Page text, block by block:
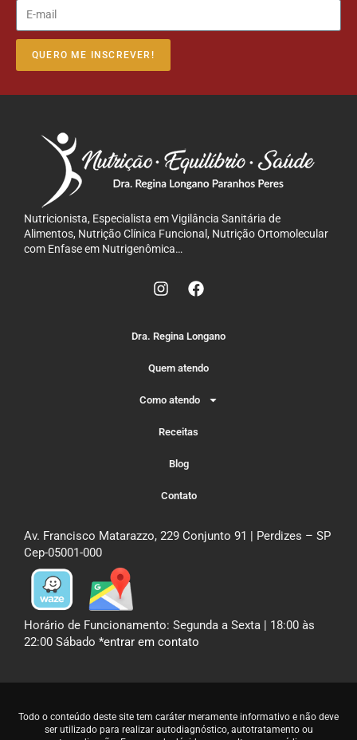
QUERO ME INSCREVER!
Nutricionista, Especialista em Vigilância Sanitária de
Alimentos, Nutrição Clínica Funcional, Nutrição Ortomolecular
com Enfase em Nutrigenômica…
Dra. Regina Longano
Quem atendo
Como atendo
Receitas
Blog
Contato
Av. Francisco Matarazzo, 229 Conjunto 91 | Perdizes – SP
Cep-05001-000
Horário de Funcionamento: Segunda a Sexta | 18:00 às
22:00 Sábado *entrar em contato
Todo o conteúdo deste site tem caráter meramente informativo e não deve
ser utilizado para realizar autodiagnóstico, autotratamento ou